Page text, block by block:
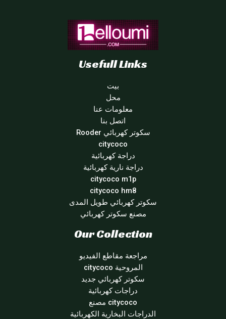
Usefull Links
بيت
محل
معلومات عنا
اتصل بنا
سكوتر كهربائي Rooder
citycoco
دراجة كهربائية
دراجة نارية كهربائية
citycoco m1p
citycoco hm8
سكوتر كهربائي طويل المدى
مصنع سكوتر كهربائي
Our Collection
مراجعة مقاطع الفيديو
المروحية citycoco
سكوتر كهربائي جديد
دراجات كهربائية
citycoco مصنع
الدراجات البخارية الكهربائية